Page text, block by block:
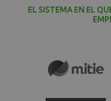
EL SISTEMA EN EL